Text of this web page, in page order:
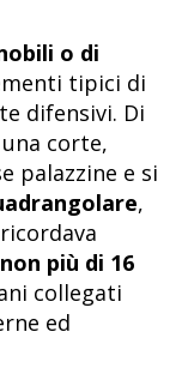
o di
tipici di
difensivi. Di
corte,
palazzine e si
,
più di 16
collegati
ed